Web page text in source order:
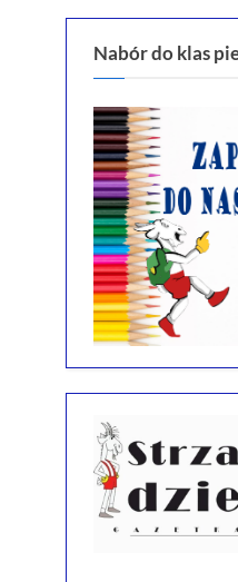
Nabór do klas